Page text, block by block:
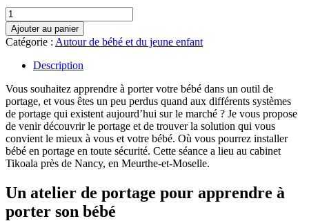
quantité
de
Portage
bébé
Ajouter au panier
Catégorie : Autour de bébé et du jeune enfant
Description
Vous souhaitez apprendre à porter votre bébé dans un outil de
portage, et vous êtes un peu perdus quand aux différents systèmes
de portage qui existent aujourd’hui sur le marché ? Je vous propose
de venir découvrir le portage et de trouver la solution qui vous
convient le mieux à vous et votre bébé. Où vous pourrez installer
bébé en portage en toute sécurité. Cette séance a lieu au cabinet
Tikoala près de Nancy, en Meurthe-et-Moselle.
Un atelier de portage pour apprendre à
porter son bébé